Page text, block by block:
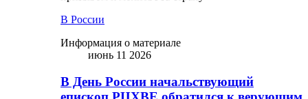
В России
Информация о материале
июнь 11 2026
В День России начальствующий